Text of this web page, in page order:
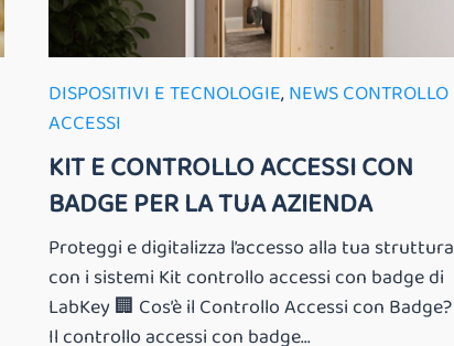
DISPOSITIVI E TECNOLOGIE,NEWS CONTROLLO
ACCESSI
KIT E CONTROLLO ACCESSI CON
BADGE PER LA TUA AZIENDA
Proteggi e digitalizza l’accesso alla tua struttura
con i sistemi Kit controllo accessi con badge di
LabKey 🏢 Cos’è il Controllo Accessi con Badge?
Il controllo accessi con badge...